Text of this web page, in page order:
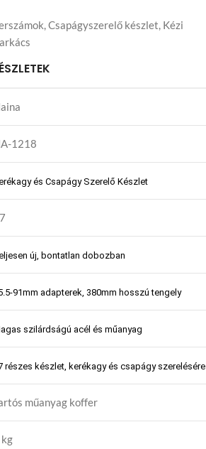
,Csapágyszerelő készlet, Kézi
1218
és Csapágy Szerelő Készlet
új, bontatlan dobozban
91mm adapterek, 380mm hosszú tengely
szilárdságú acél és műanyag
részes készlet, kerékagy és csapágy szerelésére
műanyag koffer
kg